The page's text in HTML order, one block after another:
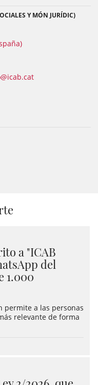
Y MÓN JURÍDIC)
a "ICAB
del
1.000
permite a las personas
relevante de forma